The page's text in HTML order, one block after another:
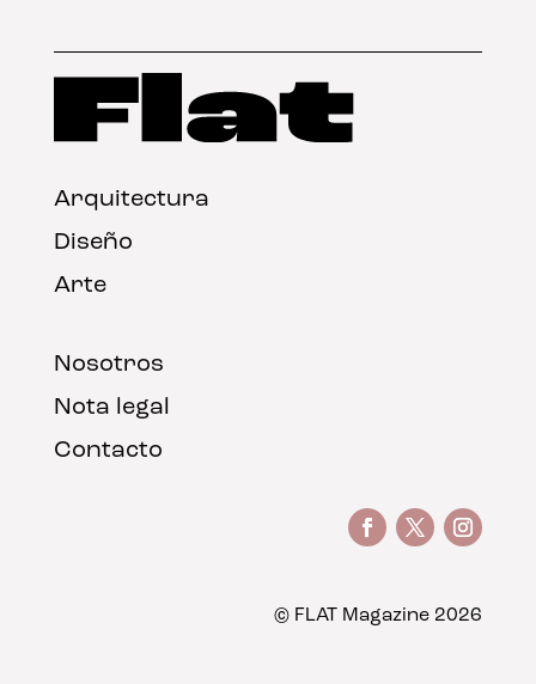
Arquitectura
Diseño
Arte
Nosotros
Nota legal
Contacto
© FLAT Magazine 2026